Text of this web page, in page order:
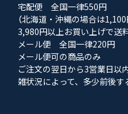
宅配便 全国一律550円
（北海道・沖縄の場合は1,100
3,980円以上お買い上げで送
メール便 全国一律220円
メール便可の商品のみ
ご注文の翌日から3営業日以
雑状況によって、多少前後す